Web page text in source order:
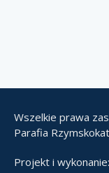
Wszelkie prawa
Parafia
Projekt i wykonanie: